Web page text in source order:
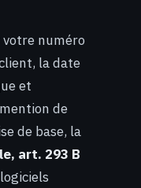
numéro
la date
et
de
de base, la
art. 293 B